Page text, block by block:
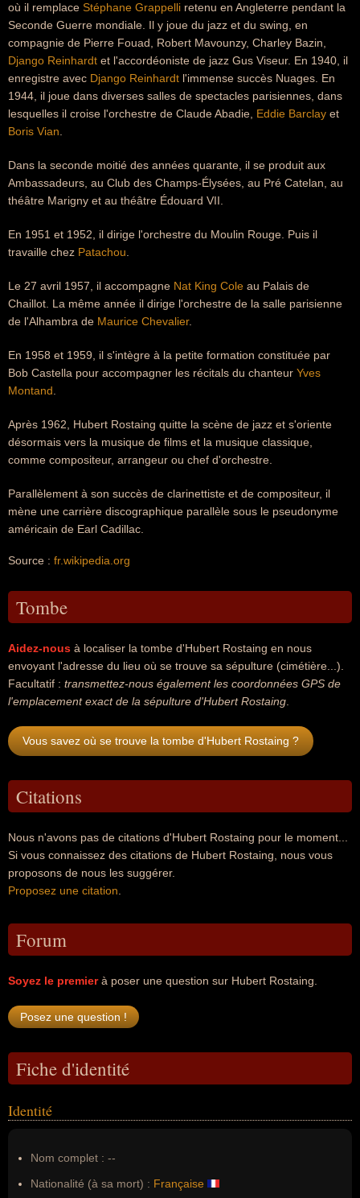
où il remplace Stéphane Grappelli retenu en Angleterre pendant la
Seconde Guerre mondiale. Il y joue du jazz et du swing, en
compagnie de Pierre Fouad, Robert Mavounzy, Charley Bazin,
Django Reinhardt et l'accordéoniste de jazz Gus Viseur. En 1940, il
enregistre avec Django Reinhardt l'immense succès Nuages. En
1944, il joue dans diverses salles de spectacles parisiennes, dans
lesquelles il croise l'orchestre de Claude Abadie, Eddie Barclay et
Boris Vian
Dans la seconde moitié des années quarante, il se produit aux
Ambassadeurs, au Club des Champs-Élysées, au Pré Catelan, au
théâtre Marigny et au théâtre Édouard VII.
En 1951 et 1952, il dirige l'orchestre du Moulin Rouge. Puis il
travaille chez Patachou
Le 27 avril 1957, il accompagne Nat King Cole au Palais de
Chaillot. La même année il dirige l'orchestre de la salle parisienne
de l'Alhambra de Maurice Chevalier.
En 1958 et 1959, il s'intègre à la petite formation constituée par
Bob Castella pour accompagner les récitals du chanteur Yves
Montand
Après 1962, Hubert Rostaing quitte la scène de jazz et s'oriente
désormais vers la musique de films et la musique classique,
comme compositeur, arrangeur ou chef d'orchestre.
Parallèlement à son succès de clarinettiste et de compositeur, il
mène une carrière discographique parallèle sous le pseudonyme
américain de Earl Cadillac.
Source : fr.wikipedia.org
Tombe
Aidez-nous à localiser la tombe d'Hubert Rostaing en nous
envoyant l'adresse du lieu où se trouve sa sépulture (cimétière...).
Facultatif : transmettez-nous également les coordonnées GPS de
l'emplacement exact de la sépulture d'Hubert Rostaing
Vous savez où se trouve la tombe d'Hubert Rostaing ?
Citations
Nous n'avons pas de citations d'Hubert Rostaing pour le moment...
Si vous connaissez des citations de Hubert Rostaing, nous vous
proposons de nous les suggérer.
Proposez une citation
Forum
Soyez le premierà poser une question sur Hubert Rostaing.
Fiche d'identité
Identité
Nom complet : --
Nationalité (à sa mort) : Française